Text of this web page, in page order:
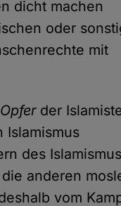
dicht machen
oder
mit
Opferder
Islamismus
des
anderen
vom